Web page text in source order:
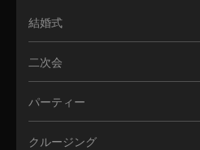
結婚式
二次会
パーティー
クルージング